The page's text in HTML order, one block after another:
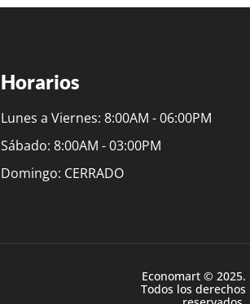
Horarios
Lunes a Viernes: 8:00AM - 06:00PM
Sábado: 8:00AM - 03:00PM
Domingo: CERRADO
Economart © 2025.
Todos los derechos